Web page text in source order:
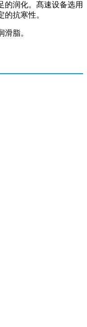
的润化。髙速设备选用
抗寒性。
脂。